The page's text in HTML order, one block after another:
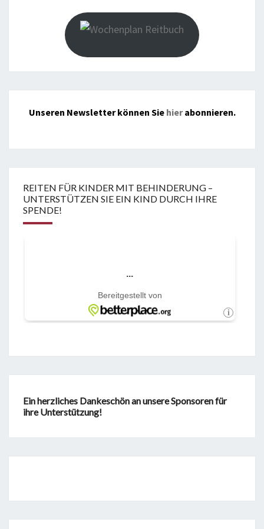
Unseren Newsletter können Sie hierabonnieren.
REITEN FÜR KINDER MIT BEHINDERUNG –
UNTERSTÜTZEN SIE EIN KIND DURCH IHRE
SPENDE!
Ein herzliches Dankeschön an unsere Sponsoren für
ihre Unterstützung!